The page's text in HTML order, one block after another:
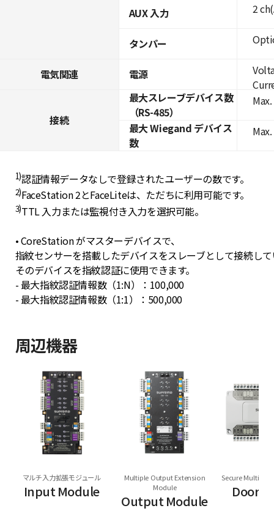
AUX 入力
タンパー
電気関連 電源
接続
最大スレーブデバイス数
（RS-485）
最大 Wiegand デバイス
数
2
1)認証情報データなしで登録されたユーザーの数です。
2)FaceStation 2とFaceLiteは、ただちに利用可能です。
3)TTL 入力または監視付き入力を選択可能。
• CoreStation がマスターデバイスで、
指紋センサーを搭載したデバイスをスレーブとして接続し
そのデバイスを指紋認証に使用できます。
- 最大指紋認証情報数（1:N）：100,000
- 最大指紋認証情報数（1:1）：500,000
周辺機器
マルチ入力拡張モジュール
Input Module
Multiple Output Extension
Module
Output Module
Secure Multi
Door